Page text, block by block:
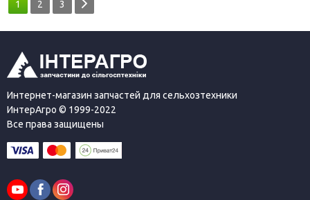
1 2 3
Интернет-магазин запчастей для сельхозтехники
ИнтерАгро © 1999-2022
Все права защищены